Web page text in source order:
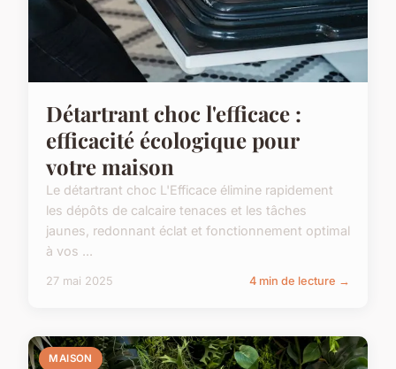
Détartrant choc l'efficace :
efficacité écologique pour
votre maison
Le détartrant choc L'Efficace élimine rapidement
les dépôts de calcaire tenaces et les tâches
jaunes, redonnant éclat et fonctionnement optimal
à vos ...
27 mai 2025 4 min de lecture →
MAISON